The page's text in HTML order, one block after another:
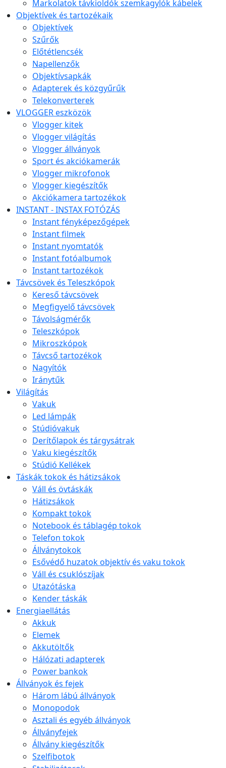
Markolatok távkioldók szemkagylók kábelek
Objektívek és tartozékaik
Objektívek
Szűrők
Előtétlencsék
Napellenzők
Objektívsapkák
Adapterek és közgyűrűk
Telekonverterek
VLOGGER eszközök
Vlogger kitek
Vlogger világítás
Vlogger állványok
Sport és akciókamerák
Vlogger mikrofonok
Vlogger kiegészítők
Akciókamera tartozékok
INSTANT - INSTAX FOTÓZÁS
Instant fényképezőgépek
Instant filmek
Instant nyomtatók
Instant fotóalbumok
Instant tartozékok
Távcsövek és Teleszkópok
Kereső távcsövek
Megfigyelő távcsövek
Távolságmérők
Teleszkópok
Mikroszkópok
Távcső tartozékok
Nagyítók
Iránytűk
Világítás
Vakuk
Led lámpák
Stúdióvakuk
Derítőlapok és tárgysátrak
Vaku kiegészítők
Stúdió Kellékek
Táskák tokok és hátizsákok
Váll és övtáskák
Hátizsákok
Kompakt tokok
Notebook és táblagép tokok
Telefon tokok
Állványtokok
Esővédő huzatok objektív és vaku tokok
Váll és csuklószíjak
Utazótáska
Kender táskák
Energiaellátás
Akkuk
Elemek
Akkutöltők
Hálózati adapterek
Power bankok
Állványok és fejek
Három lábú állványok
Monopodok
Asztali és egyéb állványok
Állványfejek
Állvány kiegészítők
Szelfibotok